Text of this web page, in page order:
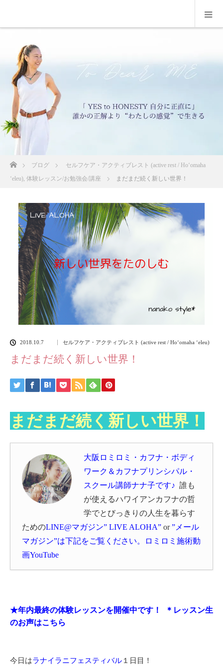
ホームブログ
セルフケア・アクティブレスト (active rest / Hoʻomaha
ʻeleu), 体験レッスン/お勉強会/講座 まだまだ続く新しい世界！
2018.10.7 セルフケア・アクティブレスト (active rest / Hoʻomaha ʻeleu)
まだまだ続く新しい世界！
まだまだ続く新しい世界！
大阪ロミロミ・カフナ・ボディ
ワーク＆カフナプリンシパル・
スクール講師ナナ子です♪ 誰も
が使えるハワイアンカフナの哲
学でとびっきりの人生を暮らす
ためのLINE@マガジン” LIVE ALOHA” or ”メール
マガジン”は下記をご覧ください。
ロミロミ施術動
画YouTube
★年内最終の体験レッスンを開催中です！
＊レッスン生
のお声はこちら
今日はラナイラニフェスティバル １日目！